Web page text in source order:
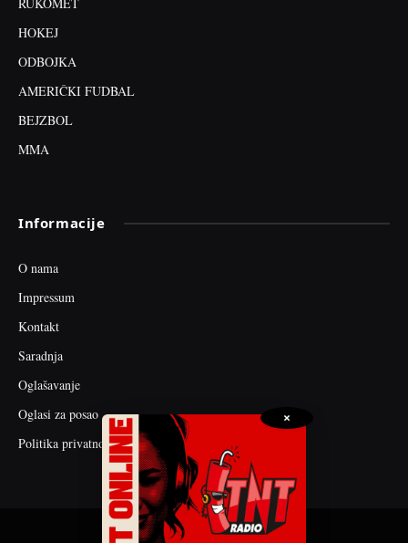
HOKEJ
ODBOJKA
AMERIČKI FUDBAL
BEJZBOL
MMA
Informacije
O nama
Impressum
Kontakt
Saradnja
Oglašavanje
Oglasi za posao
Politika privatnosti
×